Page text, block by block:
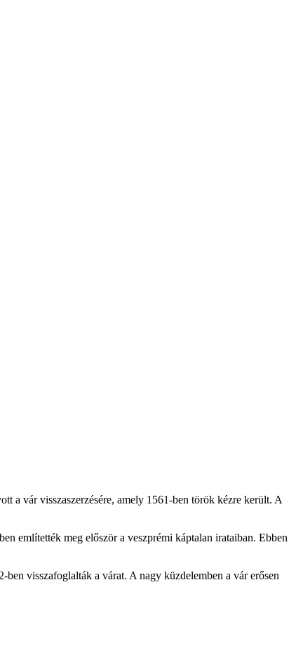
a vár visszaszerzésére, amely 1561-ben török kézre került. A
említették meg először a veszprémi káptalan irataiban. Ebben
visszafoglalták a várat. A nagy küzdelemben a vár erősen